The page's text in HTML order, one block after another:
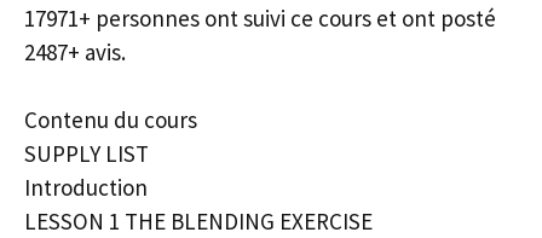
17971+ personnes ont suivi ce cours et ont posté
2487+ avis.
Contenu du cours
SUPPLY LIST
Introduction
LESSON 1 THE BLENDING EXERCISE